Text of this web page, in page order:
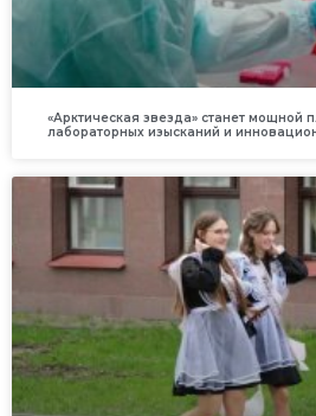
«Арктическая звезда» станет мощной
лабораторных изысканий и